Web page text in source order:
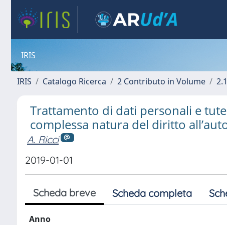
IRIS
IRIS Catalogo Ricerca 2 Contributo in Volume
Trattamento di dati personali e
complessa natura del diritto
A. Ricci
2019-01-01
Scheda breve Scheda completa
Anno